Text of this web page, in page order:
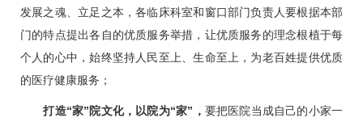
发展之魂、立足之本，各临床科室和窗口部门负责人要根据本部
门的特点提出各自的优质服务举措，让优质服务的理念根植于每
个人的心中，始终坚持人民至上、生命至上，为老百姓提供优质
的医疗健康服务；
打造“家”院文化，以院为“家”， 要把医院当成自己的小家一